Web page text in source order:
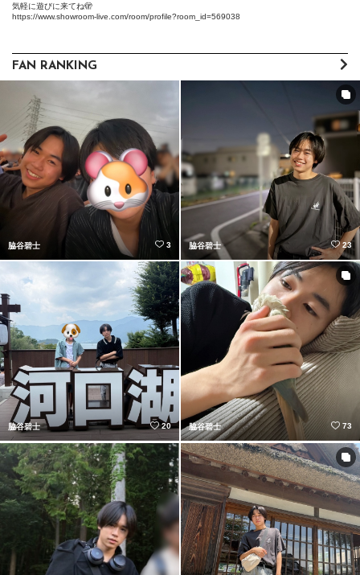
気軽に遊びに来てね🫣
https://www.showroom-live.com/room/profile?room_id=569038
FAN RANKING
脇谷碧士 3 脇谷碧士 23
脇谷碧士 20 脇谷碧士 73